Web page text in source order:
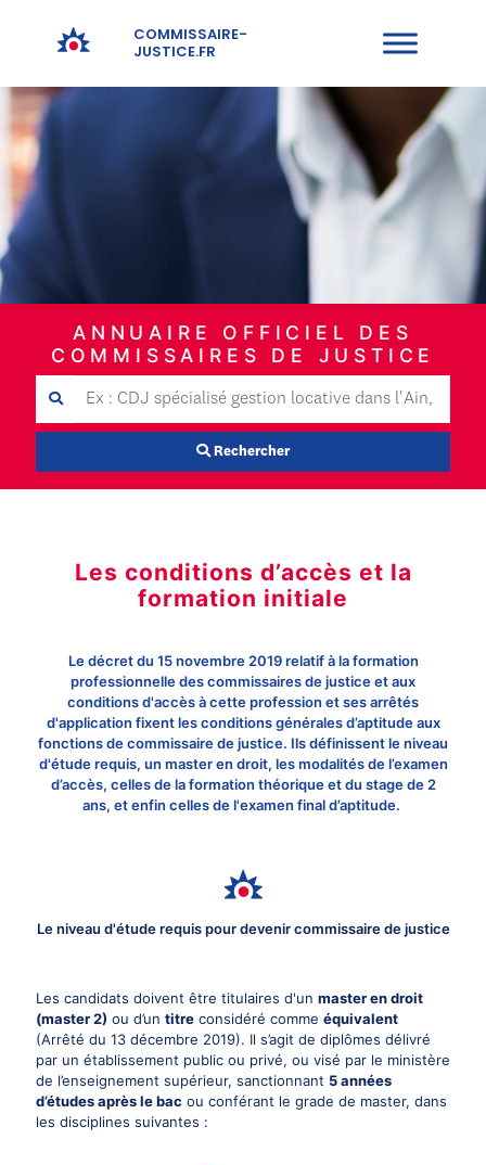
COMMISSAIRE-
JUSTICE.FR
ANNUAIRE OFFICIEL DES
COMMISSAIRES DE JUSTICE
Rechercher
Les conditions d’accès et la
formation initiale
Ledécret du 15 novembre 2019 relatif à la formation
professionnelle des commissaires de justiceet aux
conditions d'accès à cette profession et ses arrêtés
d'application fixent les conditions générales d’aptitude aux
fonctions de commissaire de justice. Ils définissent le niveau
d'étude requis, un master en droit, les modalités de l’examen
d’accès, celles de la formation théorique et du stage de 2
ans, et enfin celles de l'examen final d’aptitude.
Le niveau d'étude requis pour devenir commissaire de justice
Les candidats doivent être titulaires d'un master en droit
(master 2) ou d’un titre considéré comme équivalent
(Arrêté du 13 décembre 2019). Il s’agit de diplômes délivré
par un établissement public ou privé, ou visé par le ministère
de l’enseignement supérieur, sanctionnant 5 années
d’études après le bac ou conférant le grade de master, dans
les disciplines suivantes :